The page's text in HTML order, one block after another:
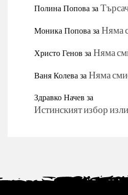
Полина Поповаза
Моника ПоповазаНяма
Христо ГеновзаНяма
Ваня КолевазаНяма
Здравко Начевза
Истинският избор